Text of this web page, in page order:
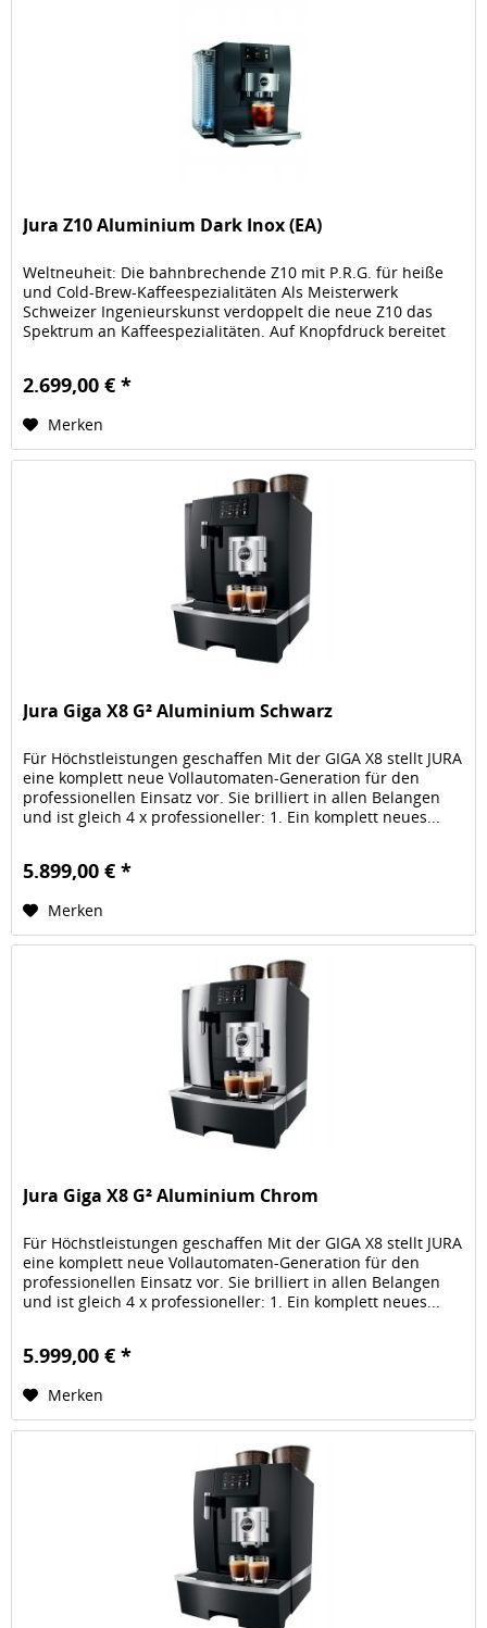
Jura Z10 Aluminium Dark Inox (EA)
Weltneuheit: Die bahnbrechende Z10 mit P.R.G. für heiße
und Cold-Brew-Kaffeespezialitäten Als Meisterwerk
Schweizer Ingenieurskunst verdoppelt die neue Z10 das
Spektrum an Kaffeespezialitäten. Auf Knopfdruck bereitet
2.699,00 € *
Merken
Jura Giga X8 G² Aluminium Schwarz
Für Höchstleistungen geschaffen Mit der GIGA X8 stellt JURA
eine komplett neue Vollautomaten-Generation für den
professionellen Einsatz vor. Sie brilliert in allen Belangen
und ist gleich 4 x professioneller: 1. Ein komplett neues...
5.899,00 € *
Merken
Jura Giga X8 G² Aluminium Chrom
Für Höchstleistungen geschaffen Mit der GIGA X8 stellt JURA
eine komplett neue Vollautomaten-Generation für den
professionellen Einsatz vor. Sie brilliert in allen Belangen
und ist gleich 4 x professioneller: 1. Ein komplett neues...
5.999,00 € *
Merken